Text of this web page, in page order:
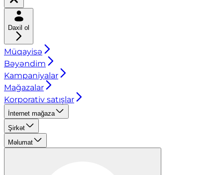
Daxil ol
Müqayisə
Bəyəndim
Kampaniyalar
Mağazalar
Korporativ satışlar
İnternet mağaza
Şirkət
Məlumat